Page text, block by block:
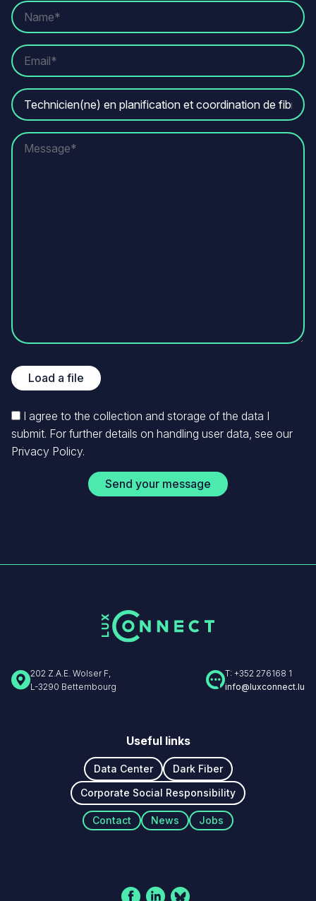
Name
Email
Job
vacancy
Message
Load
a
Load a file
seul
fichier.
Limité
:
I agree to the collection and storage of the data I
submit. For further details on handling user data, see our
Privacy Policy.
Useful links
Data Center
Dark Fiber
Corporate Social Responsibility
Navigation
Contact News Jobs
202 Z.A.E. Wolser F,
L-3290 Bettembourg
T: +352 276168 1
info@luxconnect.lu